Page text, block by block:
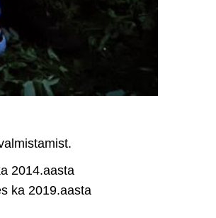
2014.aasta
ka 2019.aasta